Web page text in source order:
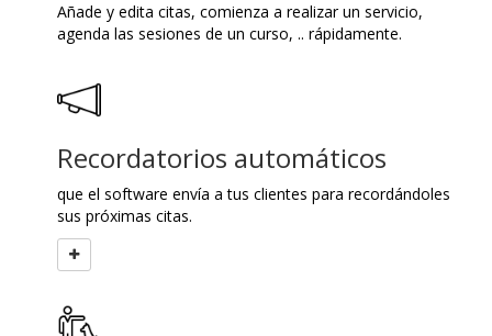
Añade y edita citas, comienza a realizar un servicio,
agenda las sesiones de un curso, .. rápidamente.
Recordatorios automáticos
que el software envía a tus clientes para recordándoles
sus próximas citas.